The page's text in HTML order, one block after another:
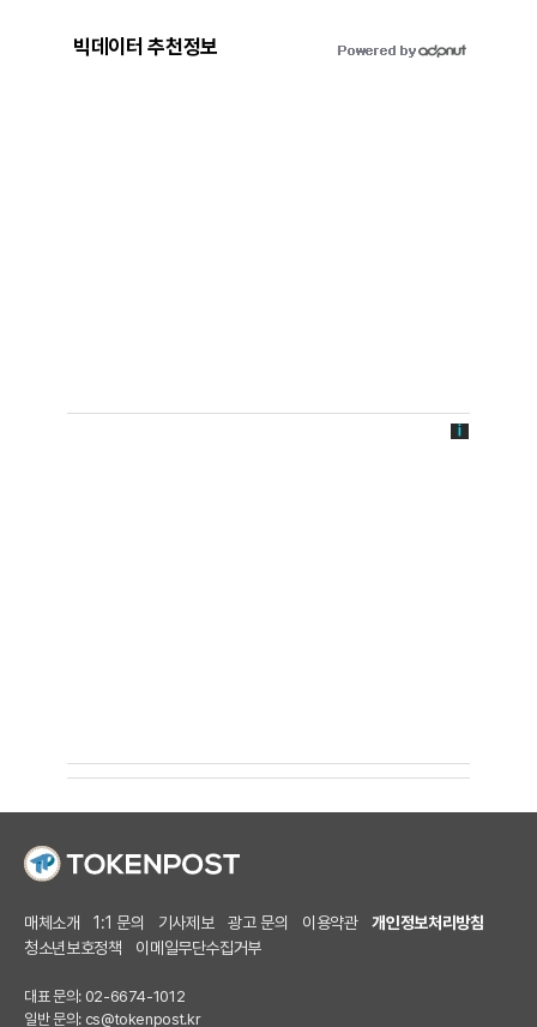
빅데이터 추천정보
매체소개 1:1 문의 기사제보 광고 문의 이용약관
개인정보처리방침
청소년보호정책
이메일무단수집거부
대표 문의: 02-6674-1012
일반 문의: cs@tokenpost.kr